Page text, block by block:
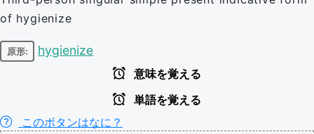
of hygienize
原形: hygienize
意味を覚える
単語を覚える
このボタンはなに？